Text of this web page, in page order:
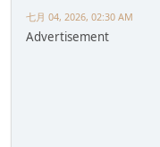
七月 04, 2026, 02:30 AM
Advertisement